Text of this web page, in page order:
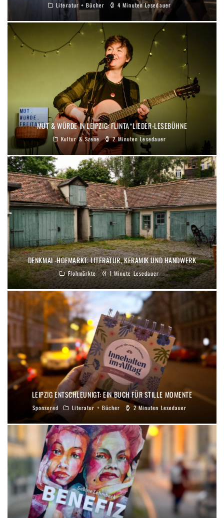
Literatur + Bücher 4 Minuten Lesedauer
MUT & WÜRDE IN LEIPZIG: FLINTA*LIEDER-LESEBÜHNE
Kultur & Szene 2 Minuten Lesedauer
DENKMAL-HOFMARKT: LITERATUR, KERAMIK UND HANDWERK
Flohmärkte 1 Minute Lesedauer
LEIPZIG ENTSCHLEUNIGT: EIN BUCH FÜR STILLE MOMENTE
Sponsored Literatur + Bücher 2 Minuten Lesedauer